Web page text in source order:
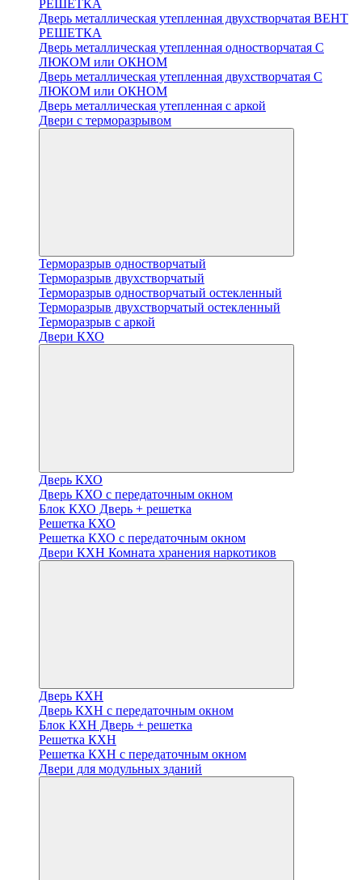
РЕШЕТКА
Дверь металлическая утепленная двухстворчатая ВЕНТ
РЕШЕТКА
Дверь металлическая утепленная одностворчатая С
ЛЮКОМ или ОКНОМ
Дверь металлическая утепленная двухстворчатая С
ЛЮКОМ или ОКНОМ
Дверь металлическая утепленная с аркой
Двери с терморазрывом
Терморазрыв одностворчатый
Терморазрыв двухстворчатый
Терморазрыв одностворчатый остекленный
Терморазрыв двухстворчатый остекленный
Терморазрыв с аркой
Двери КХО
Дверь КХО
Дверь КХО с передаточным окном
Блок КХО Дверь + решетка
Решетка КХО
Решетка КХО с передаточным окном
Двери КХН Комната хранения наркотиков
Дверь КХН
Дверь КХН с передаточным окном
Блок КХН Дверь + решетка
Решетка КХН
Решетка КХН с передаточным окном
Двери для модульных зданий